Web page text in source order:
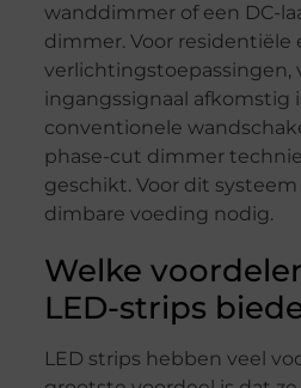
wanddimmer of een DC-
dimmer. Voor residentiële
verlichtingstoepassingen,
ingangssignaal afkomstig
conventionele
phase-cut dimmer
geschikt. Voor dit systeem
dimbare voeding nodig.
Welke
LED-strips
LED strips hebben veel